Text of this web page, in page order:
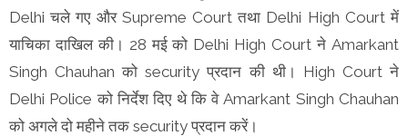
Delhi चले गए और Supreme Court तथा Delhi High Court में
याचिका दाखिल की। 28 मई को Delhi High Court ने Amarkant
Singh Chauhan को security प्रदान की थी। High Court ने
Delhi Police को निर्देश दिए थे कि वे Amarkant Singh Chauhan
को अगले दो महीने तक security प्रदान करें।